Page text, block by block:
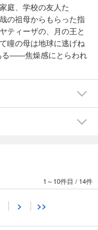
庭、学校の友人た
の祖母からもらった指
ティーザの、月の王と
瞳の母は地球に逃げね
る――焦燥感にとらわれ
1～10件目 / 14件
> >>